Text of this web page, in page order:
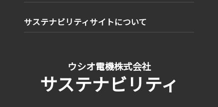
サステナビリティサイトについて
ウシオ電機株式会社
サステナビリティ